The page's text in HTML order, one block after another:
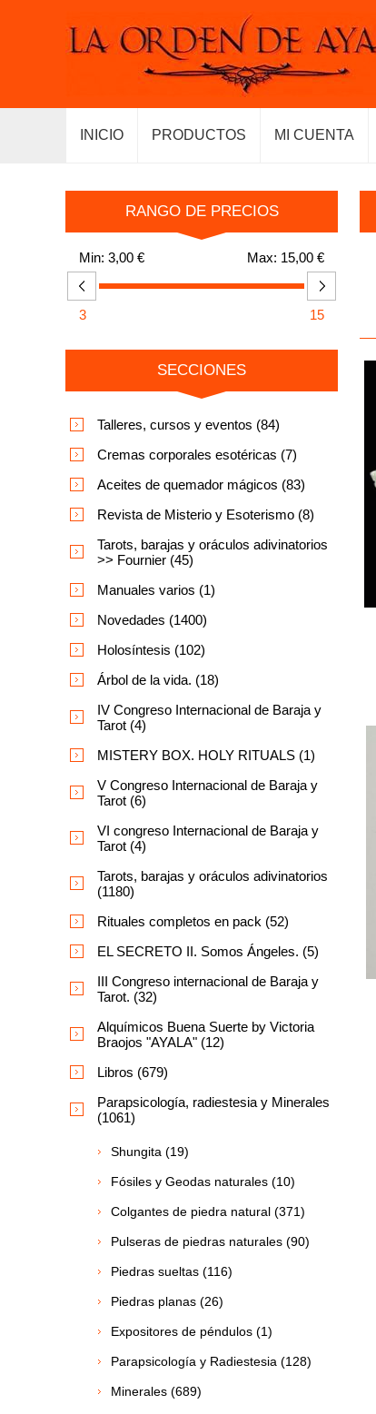
INICIO PRODUCTOS MI CUENTA
RANGO DE PRECIOS
Min: 3,00 € Max: 15,00 €
3 15
SECCIONES
Talleres, cursos y eventos (84)
Cremas corporales esotéricas (7)
Aceites de quemador mágicos (83)
Revista de Misterio y Esoterismo (8)
Tarots, barajas y oráculos adivinatorios
>> Fournier (45)
Manuales varios (1)
Novedades (1400)
Holosíntesis (102)
Árbol de la vida. (18)
IV Congreso Internacional de Baraja y
Tarot (4)
MISTERY BOX. HOLY RITUALS (1)
V Congreso Internacional de Baraja y
Tarot (6)
VI congreso Internacional de Baraja y
Tarot (4)
Tarots, barajas y oráculos adivinatorios
(1180)
Rituales completos en pack (52)
EL SECRETO II. Somos Ángeles. (5)
III Congreso internacional de Baraja y
Tarot. (32)
Alquímicos Buena Suerte by Victoria
Braojos "AYALA" (12)
Libros (679)
Parapsicología, radiestesia y Minerales
(1061)
Shungita (19)
Fósiles y Geodas naturales (10)
Colgantes de piedra natural (371)
Pulseras de piedras naturales (90)
Piedras sueltas (116)
Piedras planas (26)
Expositores de péndulos (1)
Parapsicología y Radiestesia (128)
Minerales (689)